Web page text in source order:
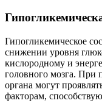
Гипогликемическое
снижении уровня
кислородному и
головного мозга. При
органа могут
факторам,